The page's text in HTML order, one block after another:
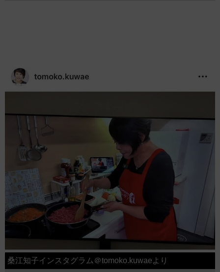
桑江知子インスタグラム＠tomoko.kuwaeより